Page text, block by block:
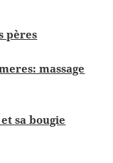
pères
massage
sa bougie